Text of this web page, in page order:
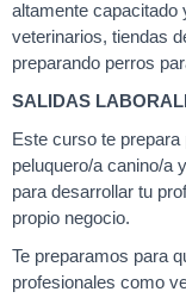
altamente capacitado
veterinarios, tiendas
preparando perros
SALIDAS
Este curso te
peluquero/a canino/a
para desarrollar tu
propio negocio.
Te preparamos para
profesionales como